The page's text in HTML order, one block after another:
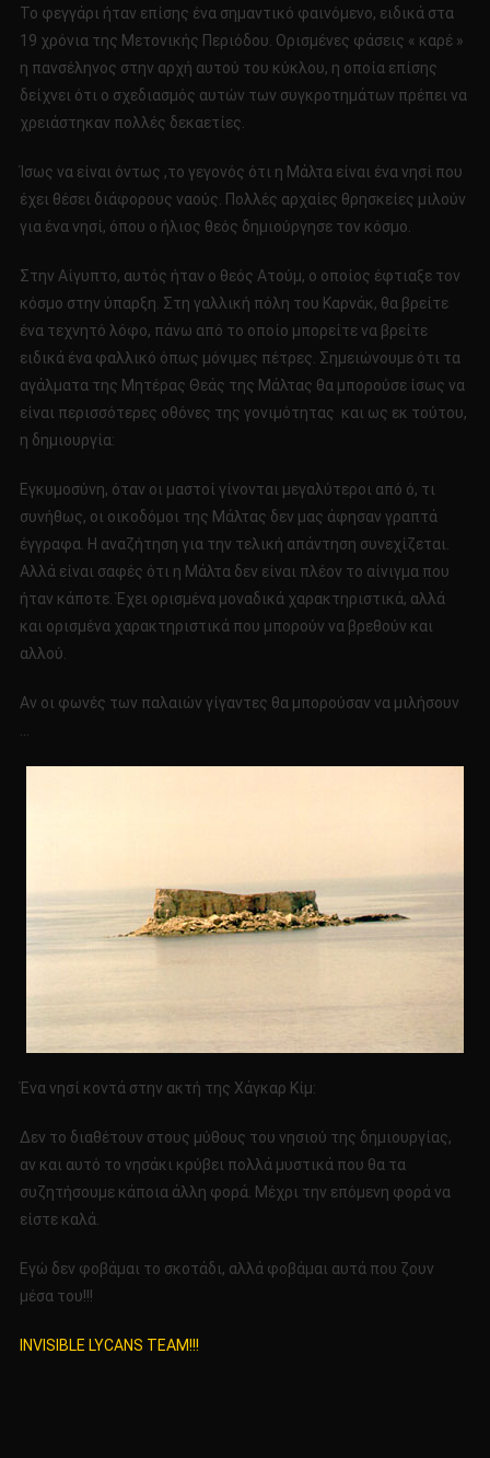
Το φεγγάρι ήταν επίσης ένα σημαντικό φαινόμενο, ειδικά στα
19 χρόνια της Μετονικής Περιόδου. Ορισμένες φάσεις « καρέ »
η πανσέληνος στην αρχή αυτού του κύκλου, η οποία επίσης
δείχνει ότι ο σχεδιασμός αυτών των συγκροτημάτων πρέπει να
χρειάστηκαν πολλές δεκαετίες.
Ίσως να είναι όντως ,το γεγονός ότι η Μάλτα είναι ένα νησί που
έχει θέσει διάφορους ναούς. Πολλές αρχαίες θρησκείες μιλούν
για ένα νησί, όπου ο ήλιος θεός δημιούργησε τον κόσμο.
Στην Αίγυπτο, αυτός ήταν ο θεός Ατούμ, ο οποίος έφτιαξε τον
κόσμο στην ύπαρξη. Στη γαλλική πόλη του Καρνάκ, θα βρείτε
ένα τεχνητό λόφο, πάνω από το οποίο μπορείτε να βρείτε
ειδικά ένα φαλλικό όπως μόνιμες πέτρες. Σημειώνουμε ότι τα
αγάλματα της Μητέρας Θεάς της Μάλτας θα μπορούσε ίσως να
είναι περισσότερες οθόνες της γονιμότητας και ως εκ τούτου,
η δημιουργία:
Εγκυμοσύνη, όταν οι μαστοί γίνονται μεγαλύτεροι από ό, τι
συνήθως, οι οικοδόμοι της Μάλτας δεν μας άφησαν γραπτά
έγγραφα. Η αναζήτηση για την τελική απάντηση συνεχίζεται.
Αλλά είναι σαφές ότι η Μάλτα δεν είναι πλέον το αίνιγμα που
ήταν κάποτε. Έχει ορισμένα μοναδικά χαρακτηριστικά, αλλά
και ορισμένα χαρακτηριστικά που μπορούν να βρεθούν και
αλλού.
Αν οι φωνές των παλαιών γίγαντες θα μπορούσαν να μιλήσουν
Ένα νησί κοντά στην ακτή της Χάγκαρ Κίμ:
Δεν το διαθέτουν στους μύθους του νησιού της δημιουργίας,
αν και αυτό το νησάκι κρύβει πολλά μυστικά που θα τα
συζητήσουμε κάποια άλλη φορά. Μέχρι την επόμενη φορά να
είστε καλά.
Εγώ δεν φοβάμαι το σκοτάδι, αλλά φοβάμαι αυτά που ζουν
μέσα του!!!
INVISIBLE LYCANS TEAM!!!